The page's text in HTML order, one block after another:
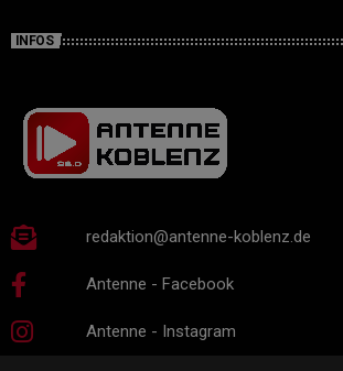
INFOS
redaktion@antenne-koblenz.de
Antenne - Facebook
Antenne - Instagram